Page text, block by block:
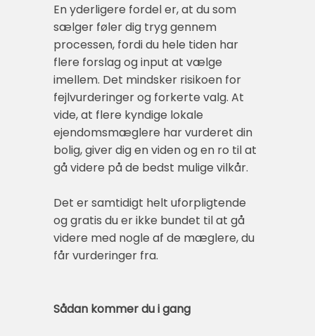
En yderligere fordel er, at du som
sælger føler dig tryg gennem
processen, fordi du hele tiden har
flere forslag og input at vælge
imellem. Det mindsker risikoen for
fejlvurderinger og forkerte valg. At
vide, at flere kyndige lokale
ejendomsmæglere har vurderet din
bolig, giver dig en viden og en ro til at
gå videre på de bedst mulige vilkår.
Det er samtidigt helt uforpligtende
og gratis du er ikke bundet til at gå
videre med nogle af de mæglere, du
får vurderinger fra.
Sådan kommer du i gang